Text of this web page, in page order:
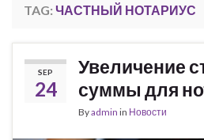
TAG: ЧАСТНЫЙ НОТАРИУС
SEP
24
Увеличение
суммы для
Byadmin in Новости